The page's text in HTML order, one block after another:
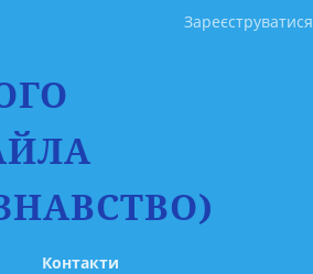
Контакти
Зареєструватися